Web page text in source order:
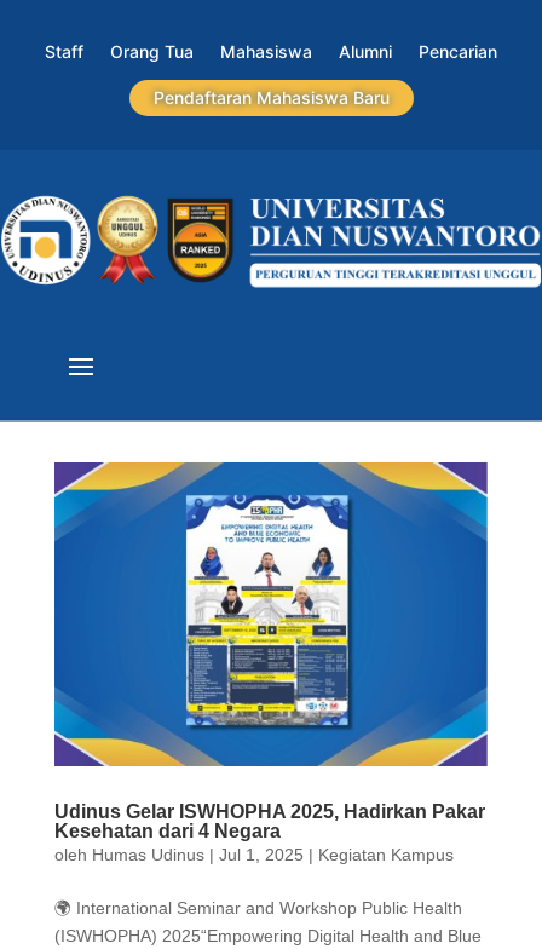
Staff Orang Tua Mahasiswa Alumni Pencarian
Pendaftaran Mahasiswa Baru
Udinus Gelar ISWHOPHA 2025, Hadirkan Pakar
Kesehatan dari 4 Negara
oleh Humas Udinus| Jul 1, 2025 | Kegiatan Kampus
🌍 International Seminar and Workshop Public Health
(ISWHOPHA) 2025“Empowering Digital Health and Blue